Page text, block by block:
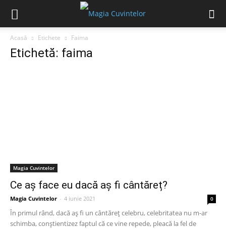
Acasă Etichete Faima
Etichetă: faima
Magia Cuvintelor
Ce aș face eu dacă aș fi cântăreț?
Magia Cuvintelor - 4 iunie 2021 0
În primul rând, dacă aș fi un cântăreț celebru, celebritatea nu m-ar
schimba, conștientizez faptul că ce vine repede, pleacă la fel de